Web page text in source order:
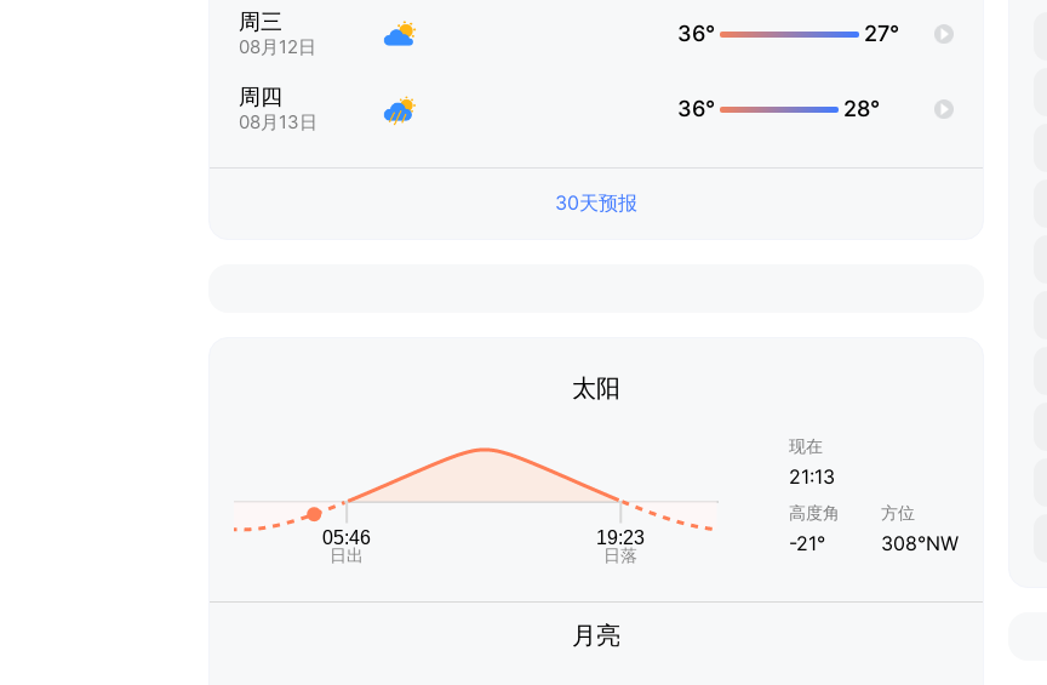
周三
08月12日
36° 27°
周四
08月13日
36° 28°
30天预报
太阳
现在
21:13
高度角
-21°
方位
308°NW
月亮